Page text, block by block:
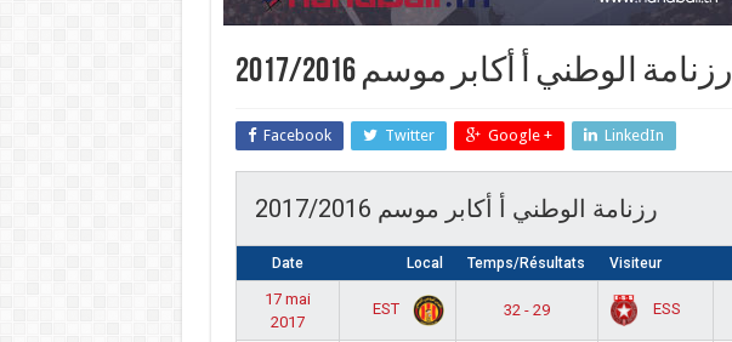
رزنامة الوطني أ أكابر موسم 2017/2016
Facebook Twitter Google + LinkedIn
رزنامة الوطني أ أكابر موسم 2017/2016
Date Local Temps/Résultats Visiteur
17 mai
2017
EST 32 - 29 ESS